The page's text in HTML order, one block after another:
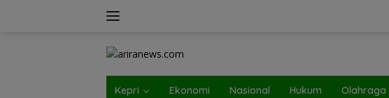
Kepri Ekonomi Nasional Hukum Olahraga